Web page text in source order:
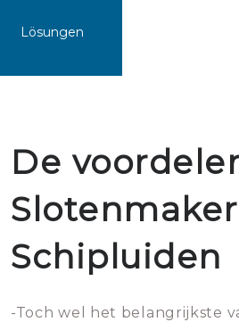
Lösungen
De
Slotenmaker
Schipluiden
-Toch wel het belangrijkste